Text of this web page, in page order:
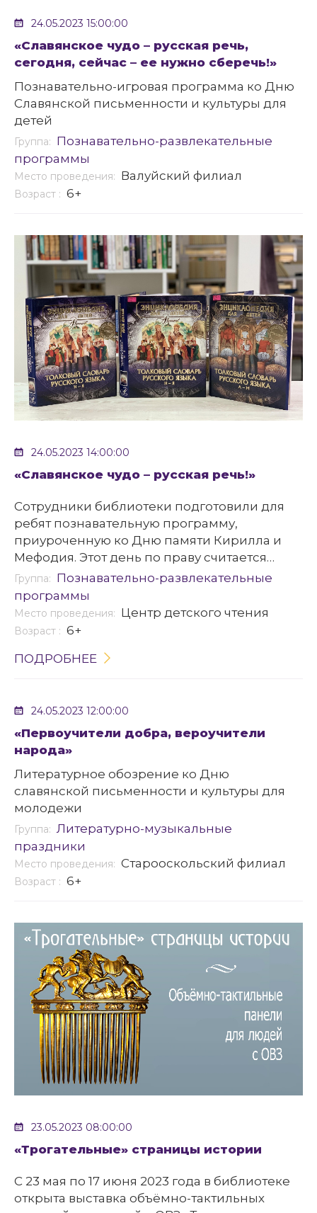
24.05.2023 15:00:00
«Славянское чудо – русская речь,
сегодня, сейчас – ее нужно сберечь!»
Познавательно-игровая программа ко Дню
Славянской письменности и культуры для
детей
Группа: Познавательно-развлекательные
программы
Место проведения: Валуйский филиал
Возраст : 6+
24.05.2023 14:00:00
«Славянское чудо – русская речь!»
Сотрудники библиотеки подготовили для
ребят познавательную программу,
приуроченную ко Дню памяти Кирилла и
Мефодия. Этот день по праву считается
днем рождения славянской письменности
и культуры.
Группа: Познавательно-развлекательные
программы
Место проведения: Центр детского чтения
Возраст : 6+
ПОДРОБНЕЕ
24.05.2023 12:00:00
«Первоучители добра, вероучители
народа»
Литературное обозрение ко Дню
славянской письменности и культуры для
молодежи
Группа: Литературно-музыкальные
праздники
Место проведения: Старооскольский филиал
Возраст : 6+
23.05.2023 08:00:00
«Трогательные» страницы истории
С 23 мая по 17 июня 2023 года в библиотеке
открыта выставка объёмно-тактильных